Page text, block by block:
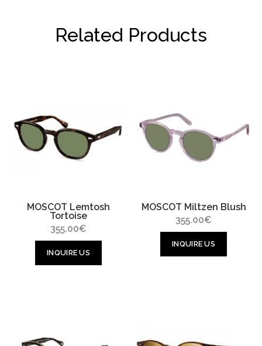
Related Products
MOSCOT Lemtosh
Tortoise
355.00€
INQUIRE US
MOSCOT Miltzen Blush
355.00€
INQUIRE US